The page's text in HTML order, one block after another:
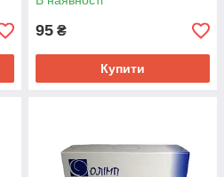
95 ₴
Купити